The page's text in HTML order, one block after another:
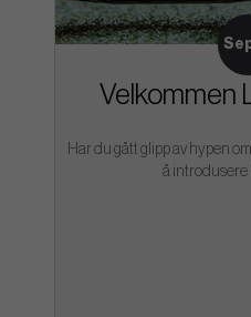
Velkommen
Har du gått glipp av hypen
å introdusere